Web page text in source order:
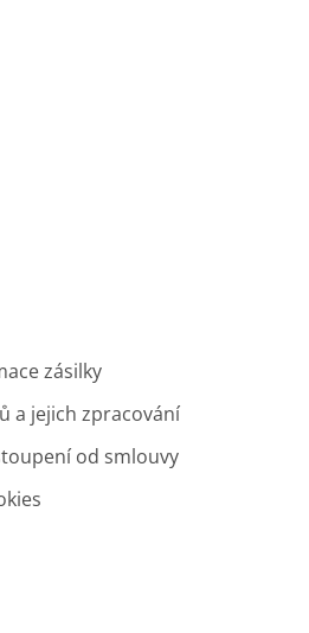
zásilky
a jejich zpracování
od smlouvy